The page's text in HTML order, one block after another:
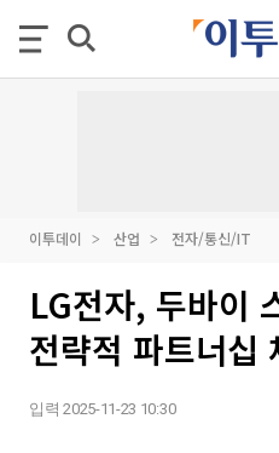
이투데이 산업 전자/통신/IT
LG전자, 두바이
전략적 파트너십
입력 2025-11-23 10:30